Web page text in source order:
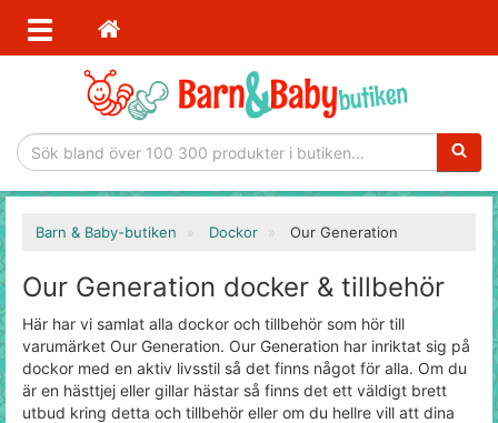
Barn & Baby-butiken Dockor Our Generation
Our Generation docker & tillbehör
Här har vi samlat alla dockor och tillbehör som hör till
varumärket Our Generation. Our Generation har inriktat sig på
dockor med en aktiv livsstil så det finns något för alla. Om du
är en hästtjej eller gillar hästar så finns det ett väldigt brett
utbud kring detta och tillbehör eller om du hellre vill att dina